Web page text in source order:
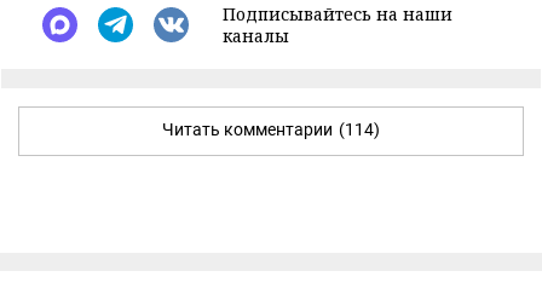
Подписывайтесь на наши
каналы
Читать комментарии (114)